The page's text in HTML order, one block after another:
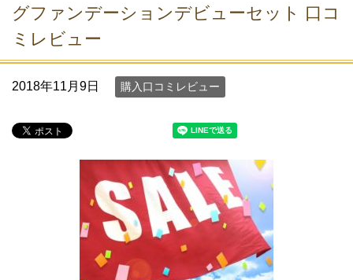
グファンデーションデビューセット 口コ
ミレビュー
2018年11月9日 購入口コミレビュー